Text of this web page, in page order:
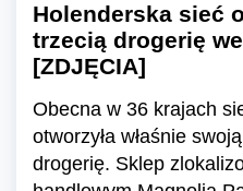
Holenderska sieć
trzecią drogerię
[ZDJĘCIA]
Obecna w 36 krajach
otworzyła właśnie
drogerię. Sklep